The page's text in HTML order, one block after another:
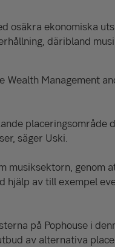
osäkra ekonomiska
däribland
Wealth Management
placeringsområde
säger Uski.
musiksektorn, genom
av till exempel
på Pophouse i
av alternativa